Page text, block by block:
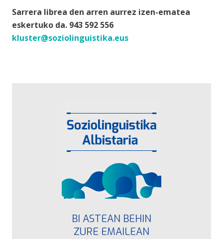
Sarrera librea den arren aurrez izen-ematea
eskertuko da. 943 592 556
kluster@soziolinguistika.eus
BI ASTEAN BEHIN
ZURE EMAILEAN